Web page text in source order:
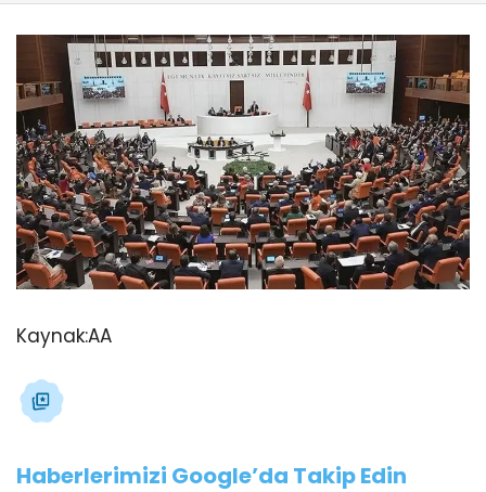
Kaynak:AA
Haberlerimizi Google’da Takip Edin